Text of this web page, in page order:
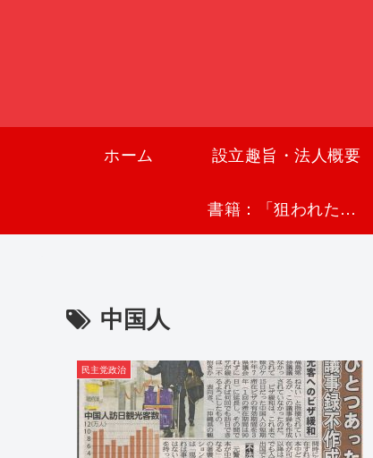
ホーム 設立趣旨・法人概要
書籍：「狙われた沖縄〜真実の沖縄史が日本を救う〜」
中国人
民主党政治